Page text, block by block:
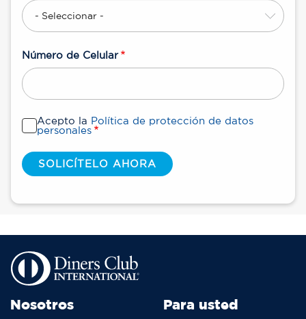
Número de Celular
Acepto la Política de protección de datos
personales
Nosotros Para usted